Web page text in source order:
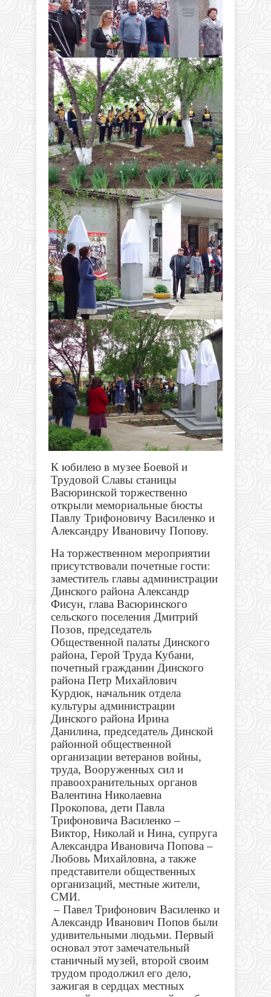
К юбилею в музее Боевой и
Трудовой Славы станицы
Васюринской торжественно
открыли мемориальные бюсты
Павлу Трифоновичу Василенко и
Александру Ивановичу Попову.
На торжественном мероприятии
присутствовали почетные гости:
заместитель главы администрации
Динского района Александр
Фисун, глава Васюринского
сельского поселения Дмитрий
Позов, председатель
Общественной палаты Динского
района, Герой Труда Кубани,
почетный гражданин Динского
района Петр Михайлович
Курдюк, начальник отдела
культуры администрации
Динского района Ирина
Данилина, председатель Динской
районной общественной
организации ветеранов войны,
труда, Вооруженных сил и
правоохранительных органов
Валентина Николаевна
Прокопова, дети Павла
Трифоновича Василенко –
Виктор, Николай и Нина, супруга
Александра Ивановича Попова –
Любовь Михайловна, а также
представители общественных
организаций, местные жители,
СМИ.
– Павел Трифонович Василенко и
Александр Иванович Попов были
удивительными людьми. Первый
основал этот замечательный
станичный музей, второй своим
трудом продолжил его дело,
зажигая в сердцах местных